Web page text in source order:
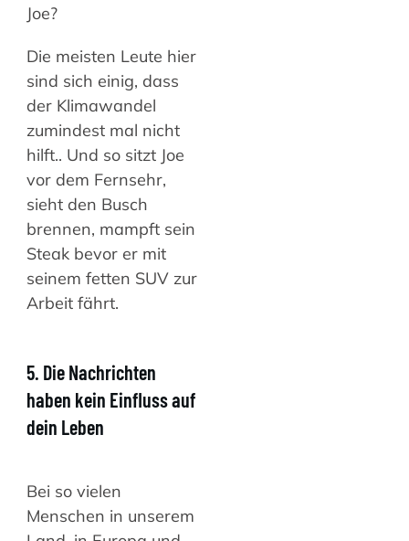
Joe?
Die meisten Leute hier
sind sich einig, dass
der Klimawandel
zumindest mal nicht
hilft.. Und so sitzt Joe
vor dem Fernsehr,
sieht den Busch
brennen, mampft sein
Steak bevor er mit
seinem fetten SUV zur
Arbeit fährt.
5. Die Nachrichten
haben kein Einfluss auf
dein Leben
Bei so vielen
Menschen in unserem